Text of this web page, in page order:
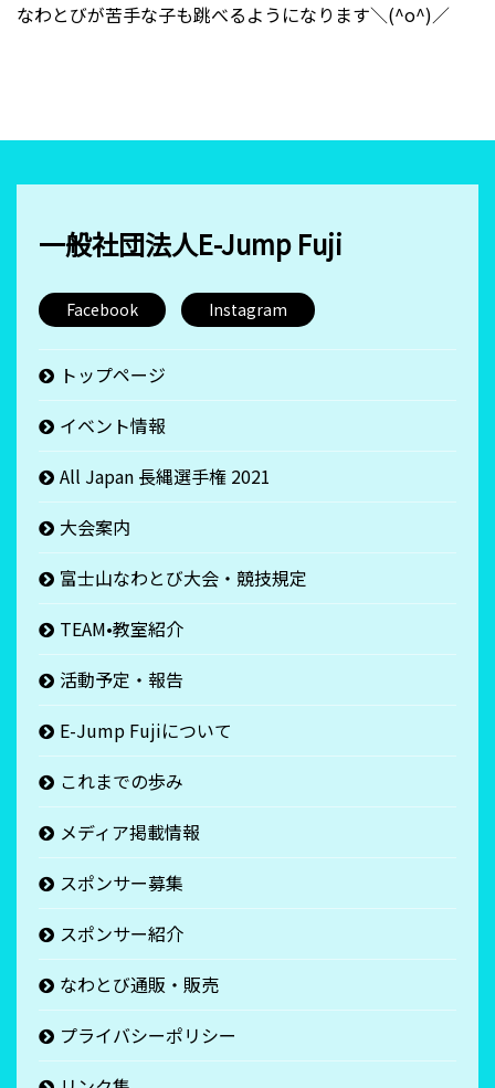
なわとびが苦手な子も跳べるようになります＼(^o^)／
一般社団法人E-Jump Fuji
Facebook Instagram
トップページ
イベント情報
All Japan 長縄選手権 2021
大会案内
富士山なわとび大会・競技規定
TEAM•教室紹介
活動予定・報告
E-Jump Fujiについて
これまでの歩み
メディア掲載情報
スポンサー募集
スポンサー紹介
なわとび通販・販売
プライバシーポリシー